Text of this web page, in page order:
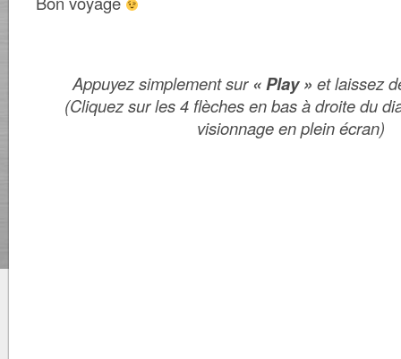
Appuyez simplement sur « Play » et laissez
(Cliquez sur les 4 flèches en bas à droite du
visionnage en plein écran)